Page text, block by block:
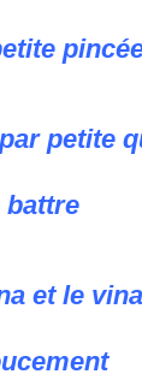
petite
battre
et le